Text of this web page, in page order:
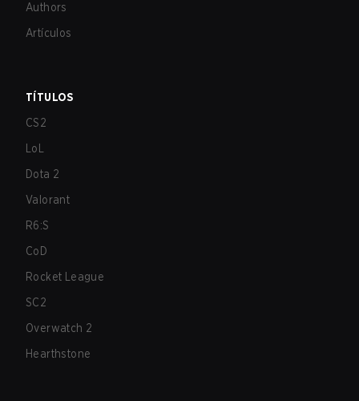
Authors
Artículos
TÍTULOS
CS2
LoL
Dota 2
Valorant
R6:S
CoD
Rocket League
SC2
Overwatch 2
Hearthstone